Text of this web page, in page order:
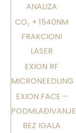
ANALIZA
CO₂ + 1540NM
FRAKCIONI
LASER
EXION RF
MICRONEEDLING
EXION FACE –
PODMLAĐIVANJE
BEZ IGALA